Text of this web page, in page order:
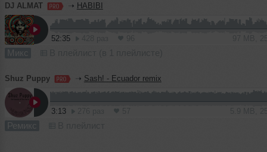
DJ ALMAT ➝ HABIBI
52:35
Микс
Shuz Puppy ➝ Sash! - Ecuador remix
3:13
Ремикс